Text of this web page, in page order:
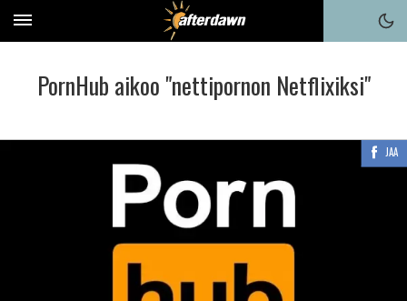
PornHub aikoo "nettipornon Netflixiksi"
JAA